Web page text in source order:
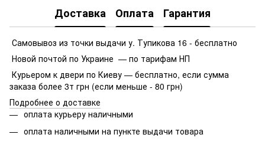
Доставка Оплата Гарантия
Самовывоз из точки выдачи у. Тупикова 16 - бесплатно
Новой почтой по Украине — по тарифам НП
Курьером к двери по Киеву — бесплатно, если сумма
заказа более 3т грн (если меньше - 80 грн)
Подробнее о доставке
оплата курьеру наличными
оплата наличными на пункте выдачи товара